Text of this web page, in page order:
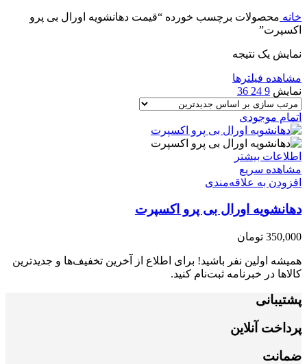
خانه محصولات برچسب خورده “قیمت دهانشویه اورال بی پرو
اکسپرت”
نمایش یک نتیجه
مشاهده فیلترها
نمایش 9
24
36
اتمام موجودی
اطلاعات بیشتر
مشاهده سریع
افزودن به علاقه‌مندی
دهانشویه اورال بی پرو اکسپرت
350,000 تومان
همیشه اولین نفر باشید! برای اطلاع از آخرین تخفیف‌ها و جدیدترین
کالاها در خبرنامه ثبت‌نام کنید.
پشتیبانی
پرداخت آنلاین
ضمانت